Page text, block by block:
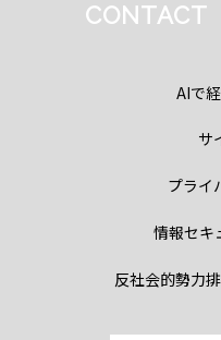
CONTACT
AIで
サ
プライ
情報セキ
反社会的勢力